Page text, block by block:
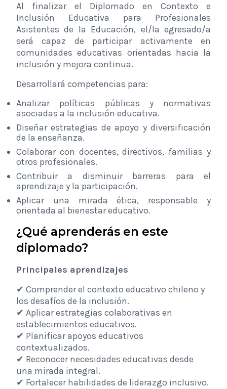
Al finalizar el Diplomado en Contexto e
Inclusión Educativa para Profesionales
Asistentes de la Educación, el/la egresado/a
será capaz de participar activamente en
comunidades educativas orientadas hacia la
inclusión y mejora continua.
Desarrollará competencias para:
Analizar políticas públicas y normativas
asociadas a la inclusión educativa.
Diseñar estrategias de apoyo y diversificación
de la enseñanza.
Colaborar con docentes, directivos, familias y
otros profesionales.
Contribuir a disminuir barreras para el
aprendizaje y la participación.
Aplicar una mirada ética, responsable y
orientada al bienestar educativo.
¿Qué aprenderás en este
diplomado?
Principales aprendizajes
✔ Comprender el contexto educativo chileno y
los desafíos de la inclusión.
✔ Aplicar estrategias colaborativas en
establecimientos educativos.
✔ Planificar apoyos educativos
contextualizados.
✔ Reconocer necesidades educativas desde
una mirada integral.
✔ Fortalecer habilidades de liderazgo inclusivo.